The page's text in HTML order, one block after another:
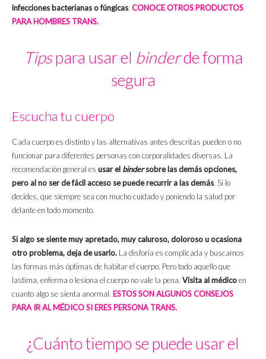
infecciones bacterianas o fúngicas. CONOCE OTROS PRODUCTOS
PARA HOMBRES TRANS.
Tipspara usar el binderde forma
segura
Escucha tu cuerpo
Cada cuerpo es distinto y las alternativas antes descritas pueden o no
funcionar para diferentes personas con corporalidades diversas. La
recomendación general es usar el bindersobre las demás opciones,
pero al no ser de fácil acceso se puede recurrir a las demás. Si lo
decides, que siempre sea con mucho cuidado y poniendo la salud por
delante en todo momento.
Si algo se siente muy apretado, muy caluroso, doloroso u ocasiona
otro problema, deja de usarlo. La disforia es complicada y buscamos
las formas más óptimas de habitar el cuerpo. Pero todo aquello que
lastima, enferma o lesiona el cuerpo no vale la pena. Visita al médicoen
cuanto algo se sienta anormal. ESTOS SON ALGUNOS CONSEJOS
PARA IR AL MÉDICO SI ERES PERSONA TRANS.
¿Cuánto tiempo se puede usar el